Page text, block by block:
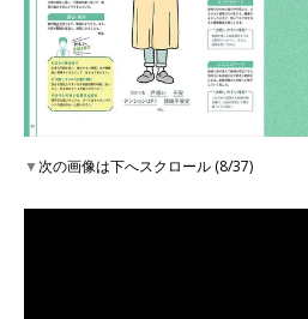
▼次の画像は下へスクロール (8/37)